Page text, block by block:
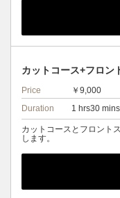
カットコース+フロン
Price
￥9,000
Duration
1 hrs30 mins
カットコースとフロント
します。